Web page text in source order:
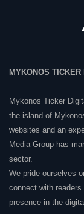
MYKONOS
Mykonos Ticker
the island of
websites and an
Media Group has
sector.
We pride ourselves
connect with
presence in the